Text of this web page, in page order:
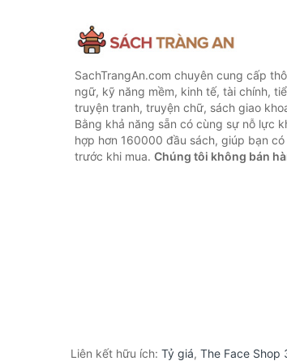
SachTrangAn.com chuyên cung cấp
ngữ, kỹ năng mềm, kinh tế, tài chính,
truyện tranh, truyện chữ, sách giao
Bằng khả năng sẵn có cùng sự nỗ lực
hợp hơn 160000 đầu sách, giúp bạn
trước khi mua. Chúng tôi không bán
Liên kết hữu ích: Tỷ giá, The Face Shop